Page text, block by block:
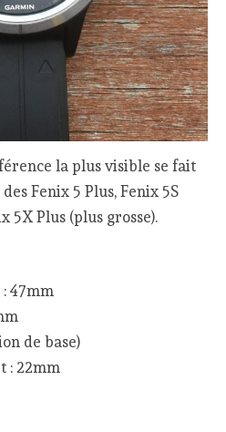
la plus visible se fait
Fenix 5 Plus, Fenix 5S
5X Plus (plus grosse).
47mm
de base)
: 22mm